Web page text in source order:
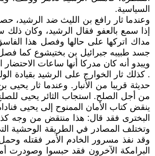
السياسية.
وعندما ثار رافع بن الليث ضد الرشيد،
جسد طبيبه جبرائيل بن بختيشوع كما فصل
ويبدو أنه كان مدركا أنها ساعات الاحتضار
. كذلك ثار الخوارج على الرشيد بقيادة
حديثة قريبا من الأنبار. وعندما ثار
من أجل الصلح. استجاب الثائر يحيى
ينقض كتاب الأمان الممنوح إلى يحيى
البخترى فقد قال: هذا منتقض من وجه
وتختلف المصادر في الطريقة الوحشية
وقد نفذ مسرور الخادم الأمر فقتله